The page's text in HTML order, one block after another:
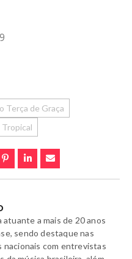
Terça de Graça
a mais de 20 anos
sendo destaque nas
nacionais com entrevistas